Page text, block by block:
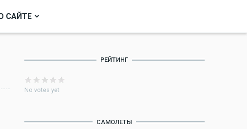
САЙТЕ
РЕЙТИНГ
No votes yet
САМОЛЕТЫ